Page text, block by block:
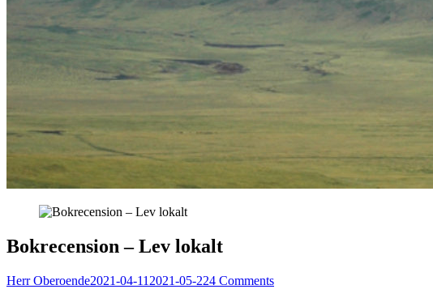
Bokrecension – Lev lokalt
Herr Oberoende2021-04-11 2021-05-224 Comments